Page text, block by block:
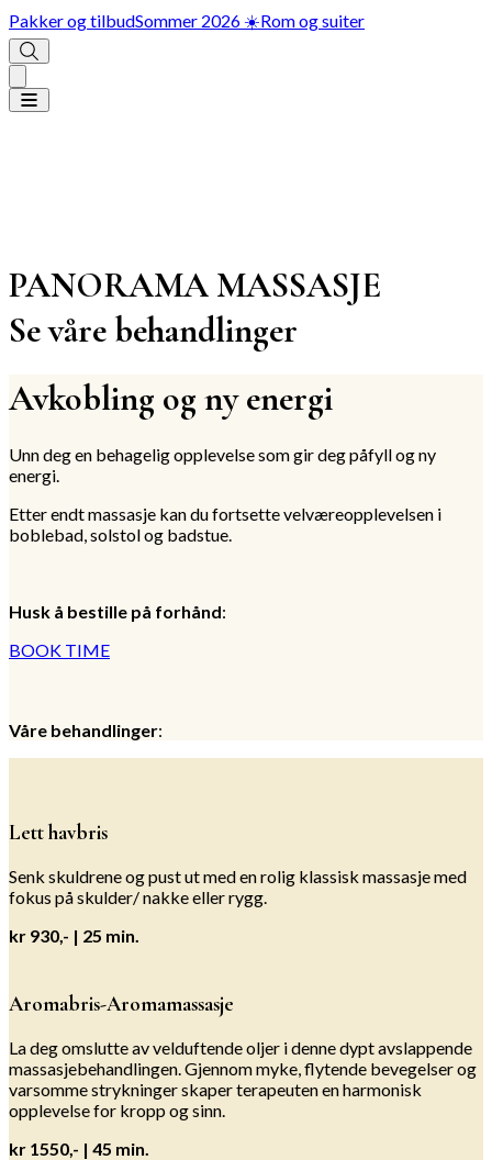
Pakker og tilbudSommer 2026 ☀️Rom og suiter
PANORAMA MASSASJE
Se våre behandlinger
Avkobling og ny energi
Unn deg en behagelig opplevelse som gir deg påfyll og ny
energi.
Etter endt massasje kan du fortsette velværeopplevelsen i
boblebad, solstol og badstue.
Husk å bestille på forhånd:
BOOK TIME
Våre behandlinger:
Lett havbris
Senk skuldrene og pust ut med en rolig klassisk massasje med
fokus på skulder/ nakke eller rygg.
kr 930,- | 25 min.
Aromabris-Aromamassasje
La deg omslutte av velduftende oljer i denne dypt avslappende
massasjebehandlingen. Gjennom myke, flytende bevegelser og
varsomme strykninger skaper terapeuten en harmonisk
opplevelse for kropp og sinn.
kr 1550,- | 45 min.